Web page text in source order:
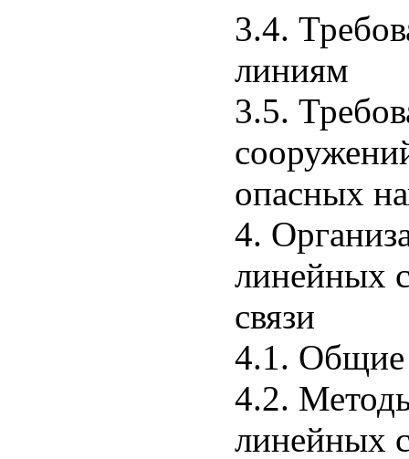
3.4.
линиям
3.5.
опасных
4.
линейных
связи
4.1. Общие
4.2.
линейных